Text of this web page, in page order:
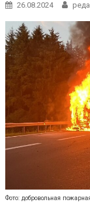
26.08.2024
Фото: добровольная